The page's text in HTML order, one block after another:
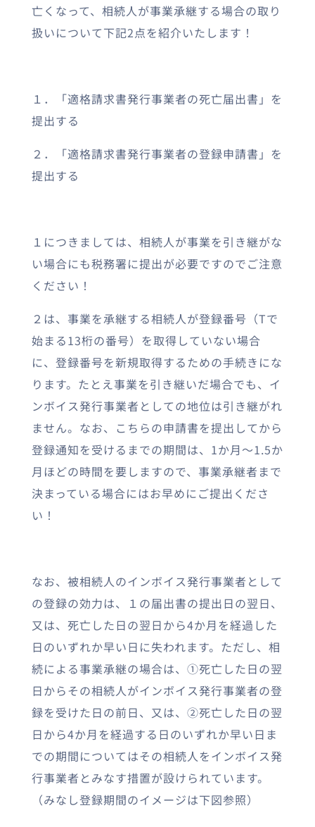
亡くなって、相続人が事業承継する場合の取り
扱いについて下記2点を紹介いたします！
１．「適格請求書発行事業者の死亡届出書」を
提出する
２．「適格請求書発行事業者の登録申請書」を
提出する
１につきましては、相続人が事業を引き継がな
い場合にも税務署に提出が必要ですのでご注意
ください！
２は、事業を承継する相続人が登録番号（Tで
始まる13桁の番号）を取得していない場合
に、登録番号を新規取得するための手続きにな
ります。たとえ事業を引き継いだ場合でも、イ
ンボイス発行事業者としての地位は引き継がれ
ません。なお、こちらの申請書を提出してから
登録通知を受けるまでの期間は、1か月～1.5か
月ほどの時間を要しますので、事業承継者まで
決まっている場合にはお早めにご提出くださ
い！
なお、被相続人のインボイス発行事業者として
の登録の効力は、１の届出書の提出日の翌日、
又は、死亡した日の翌日から4か月を経過した
日のいずれか早い日に失われます。ただし、相
続による事業承継の場合は、①死亡した日の翌
日からその相続人がインボイス発行事業者の登
録を受けた日の前日、又は、②死亡した日の翌
日から4か月を経過する日のいずれか早い日ま
での期間についてはその相続人をインボイス発
行事業者とみなす措置が設けられています。
（みなし登録期間のイメージは下図参照）